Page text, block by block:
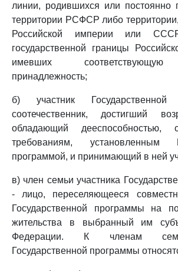
линии, родившихся или постоянно
территории РСФСР либо
Российской империи или
государственной границы
имевших соответствующую
принадлежность;
б) участник
соотечественник, достигший
обладающий дееспособностью,
требованиям, установленным
программой, и принимающий в ней
в) член семьи участника
- лицо, переселяющееся
Государственной программы на
жительства в выбранный им
Федерации. К членам
Государственной программы